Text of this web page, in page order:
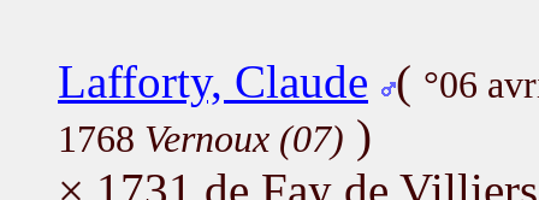
Lafforty, Claude ( °06
1768 Vernoux (07) )
× 1731 de Fay de